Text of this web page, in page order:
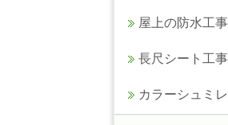
屋上の防水工事
長尺シート工事
カラーシュミ